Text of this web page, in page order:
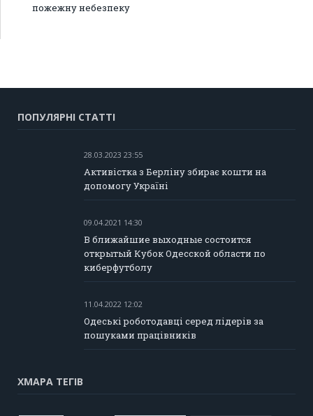
пожежну небезпеку
ПОПУЛЯРНІ СТАТТІ
28.03.2023 23:55
Активістка з Берліну збирає кошти на
допомогу Україні
09.04.2021 14:30
В ближайшие выходные состоится
открытый Кубок Одесской области по
киберфутболу
11.04.2022 12:02
Одеські роботодавці серед лідерів за
пошуками працівників
ХМАРА ТЕГІВ